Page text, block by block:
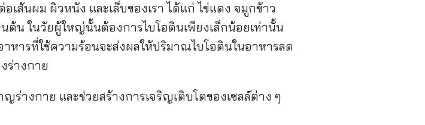
ส้นผม ผิวหนัง และเล็บของเรา ได้แก่ ไข่แดง จมูกข้าว
ต้น ในวัยผู้ใหญ่นั้นต้องการไบโอตินเพียงเล็กน้อยเท่านั้น
ารที่ใช้ความร้อนจะส่งผลให้ปริมาณไบโอตินในอาหารลด
ร่างกาย
ร่างกาย และช่วยสร้างการเจริญเติบโตของเซลล์ต่าง ๆ